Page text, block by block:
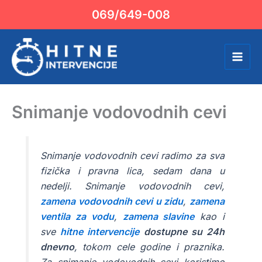
069/649-008
Snimanje vodovodnih cevi
Snimanje vodovodnih cevi radimo za sva
fizička i pravna lica, sedam dana u
nedelji. Snimanje vodovodnih cevi,
zamena vodovodnih cevi u zidu, zamena
ventila za vodu, zamena slavinekao i
sve hitne intervencije dostupne su 24h
dnevno, tokom cele godine i praznika.